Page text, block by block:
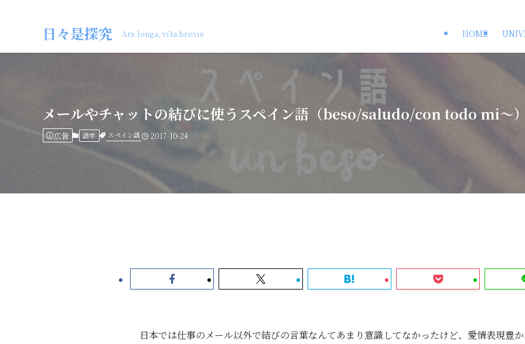
日々是探究 Ars longa, vīta brevis HOME
メールやチャットの結びに使うスペイン語（beso/saludo/con todo mi〜
広告 語学 スペイン語 2017-10-24
日本では仕事のメール以外で結びの言葉なんてあまり意識してなかったけど、愛情表現豊